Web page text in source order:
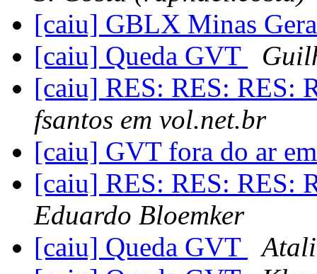
[caiu] GBLX Minas
[caiu] Queda GVT
[caiu] RES: RES: RES:
fsantos em vol.net.br
[caiu] GVT fora do ar
[caiu] RES: RES: RES:
Eduardo Bloemker
[caiu] Queda GVT